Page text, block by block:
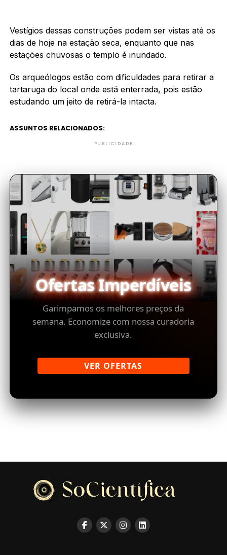
Vestígios dessas construções podem ser vistas até os
dias de hoje na estação seca, enquanto que nas
estações chuvosas o templo é inundado.
Os arqueólogos estão com dificuldades para retirar a
tartaruga do local onde está enterrada, pois estão
estudando um jeito de retirá-la intacta.
ASSUNTOS RELACIONADOS:
PUBLICIDADE
Ofertas Imperdíveis
Garimpamos os melhores preços da
semana. Economize com nossa curadoria
exclusiva.
VER OFERTAS